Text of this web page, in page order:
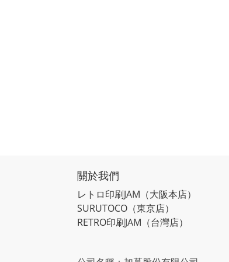
關於我們
レトロ印刷JAM （大阪本店）
SURUTOCO （東京店）
RETRO印刷JAM （台灣店）